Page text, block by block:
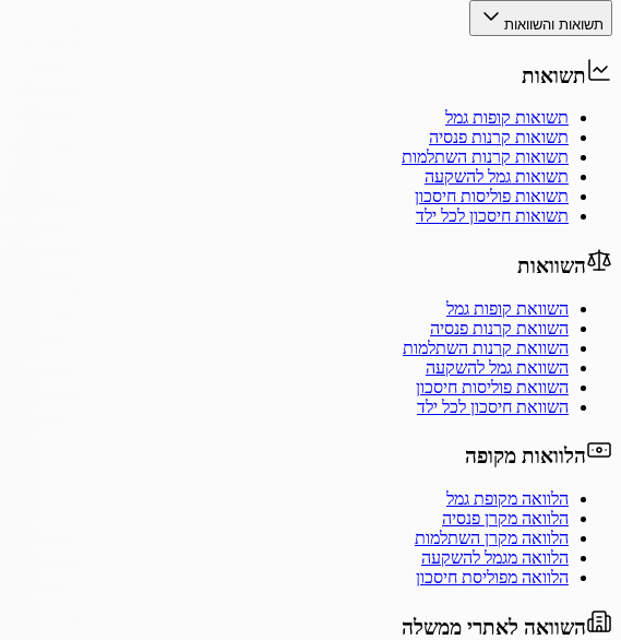
תשואות והשוואות
תשואות
תשואות קופות גמל
תשואות קרנות פנסיה
תשואות קרנות השתלמות
תשואות גמל להשקעה
תשואות פוליסות חיסכון
תשואות חיסכון לכל ילד
השוואות
השוואת קופות גמל
השוואת קרנות פנסיה
השוואת קרנות השתלמות
השוואת גמל להשקעה
השוואת פוליסות חיסכון
השוואת חיסכון לכל ילד
הלוואות מקופה
הלוואה מקופת גמל
הלוואה מקרן פנסיה
הלוואה מקרן השתלמות
הלוואה מגמל להשקעה
הלוואה מפוליסת חיסכון
השוואה לאתרי ממשלה